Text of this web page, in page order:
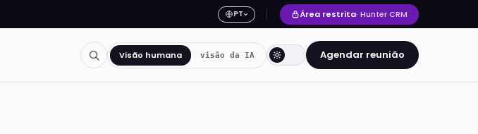
PT Área restrita· Hunter CRM
Visão humana visão da IA Agendar reunião